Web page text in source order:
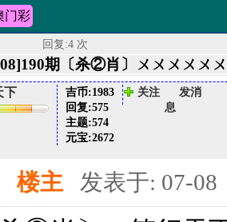
门彩
回复:4 次
期〔杀②肖〕ㄨㄨㄨㄨㄨ
下 吉币:1983
回复:575
主题:574
元宝:2672
关注
发消
息
楼主 发表于: 07-08